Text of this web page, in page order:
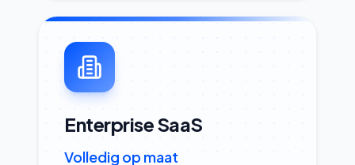
Enterprise SaaS
Volledig op maat